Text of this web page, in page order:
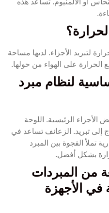
أو الألمنيوم. تساعد هذه
لتبريد الأجزاء. لديها مساحة
على الهواء من حولها.
لنظام مبرد
الرئيسية. اللوحة
إلى تبريد. الزعانف تساعد في
تملأ الفجوة بين المبرد
بشكل أفضل.
من المبردات
في الأجهزة